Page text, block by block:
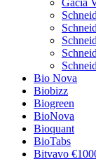
Gacia
Bio Nova
Biobizz
Biogreen
BioNova
Bioquant
BioTabs
Bitvavo